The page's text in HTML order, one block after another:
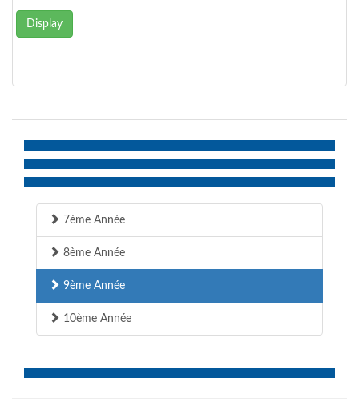
Display
7ème Année
8ème Année
9ème Année
10ème Année